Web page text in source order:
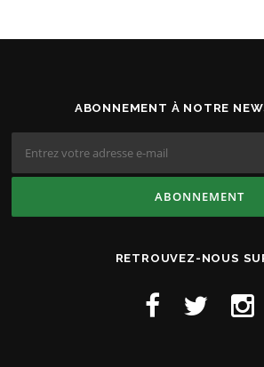
ABONNEMENT À NOTRE
RETROUVEZ-NOUS